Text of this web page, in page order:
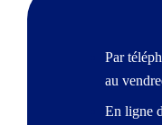
Par
au
En ligne